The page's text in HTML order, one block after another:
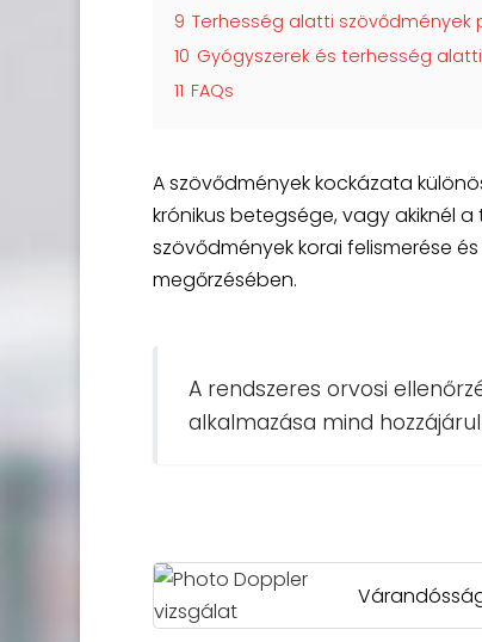
9 Terhesség alatti szövődmények
10 Gyógyszerek és terhesség
11 FAQs
A szövődmények kockázata
krónikus betegsége, vagy akiknél
szövődmények korai felismerése
megőrzésében.
A rendszeres orvosi
alkalmazása mind